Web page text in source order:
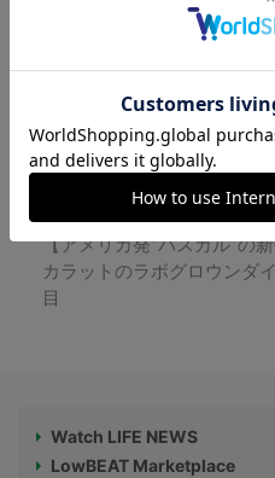
【文字盤に記
は？】オメガ
動巻きモデル
文字盤で“バスキア”の作品
【アメリカ発“パスカル”の
カラットのラボグロウンダ
目
Watch LIFE NEWS
LowBEAT Marketplace